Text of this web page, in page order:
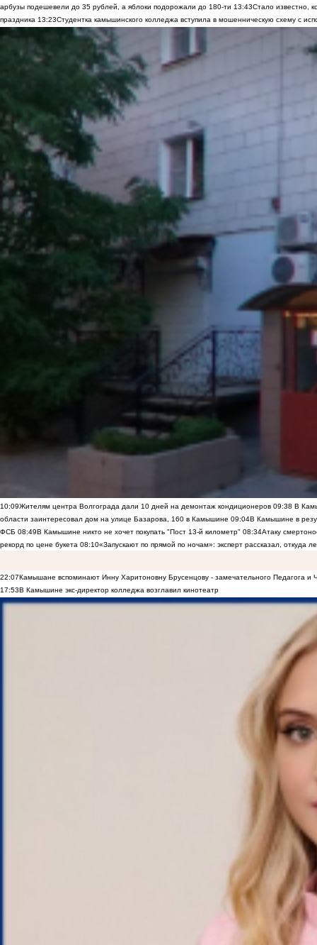
арбузы подешевели до 35 рублей, а яблоки подорожали до 180-ти 13:43Стало известно,
праздника 13:23Студентка камышинского колледжа вступила в мошенническую схему с
10:09Жителям центра Волгограда дали 10 дней на демонтаж кондиционеров 09:38 В
области заинтересовал дом на улице Базарова, 160 в Камышине 09:04В Камышине в
ФСБ 08:49В Камышине никто не хочет покупать "Пост 13-й километр" 08:34Атаку
рекорд по цене букета 08:10«Запускают по прямой по ночам»: эксперт рассказал, откуда
22:07Камышане вспоминают Инну Харитоновну Брусенцову - замечательного Педагога и
17:53В Камышине экс-директор колледжа возглавил кинотеатр